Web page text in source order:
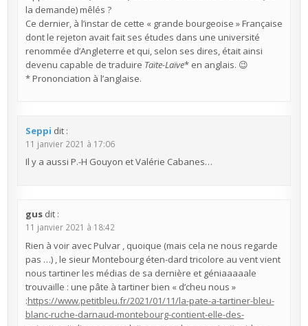
la demande) mêlés ?
Ce dernier, à l’instar de cette « grande bourgeoise » Française
dont le rejeton avait fait ses études dans une université
renommée d’Angleterre et qui, selon ses dires, était ainsi
devenu capable de traduire Taïte-Laïve* en anglais. 😉
* Prononciation à l’anglaise.
Seppi dit :
11 janvier 2021 à 17:06
Il y a aussi P.-H Gouyon et Valérie Cabanes…
gus dit :
11 janvier 2021 à 18:42
Rien à voir avec Pulvar , quoique (mais cela ne nous regarde
pas …) , le sieur Montebourg éten-dard tricolore au vent vient
nous tartiner les médias de sa dernière et géniaaaaale
trouvaille : une pâte à tartiner bien « d’cheu nous »
:https://www.petitbleu.fr/2021/01/11/la-pate-a-tartiner-bleu-
blanc-ruche-darnaud-montebourg-contient-elle-des-